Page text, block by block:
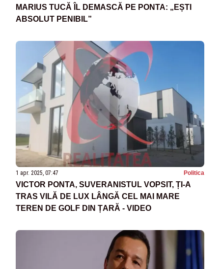
MARIUS TUCĂ ÎL DEMASCĂ PE PONTA: „EȘTI
ABSOLUT PENIBIL”
1 apr. 2025, 07:47 Politica
VICTOR PONTA, SUVERANISTUL VOPSIT, ȚI-A
TRAS VILĂ DE LUX LÂNGĂ CEL MAI MARE
TEREN DE GOLF DIN ȚARĂ - VIDEO